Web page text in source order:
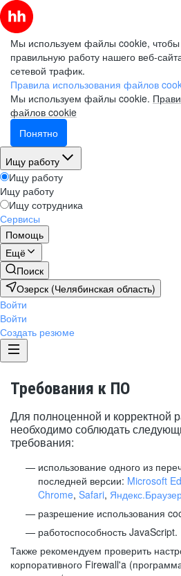
Мы используем файлы cookie, чтобы
правильную работу нашего веб-
сетевой трафик.
Правила использования файлов
Мы используем файлы cookie.
файлов cookie
Понятно
Ищу работу
Ищу работу
Ищу работу
Ищу сотрудника
Сервисы
Помощь
Ещё
Поиск
Озерск (Челябинская область)
Войти
Войти
Создать резюме
Требования к ПО
Для полноценной и корректной
необходимо соблюдать
требования:
использование одного из
последней версии: Microsoft
Chrome, Safari,
разрешение использования
работоспособность JavaScript.
Также рекомендуем проверить
корпоративного Firewall'a